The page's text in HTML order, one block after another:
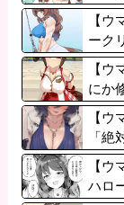
【
ーク
【
にか
【
「絶
【
ハロ